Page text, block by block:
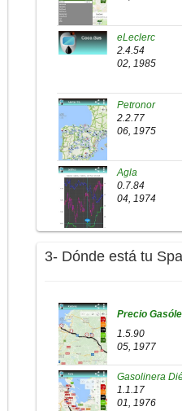
eLeclerc
2.4.54
02, 1985
Petronor
2.2.77
06, 1975
Agla
0.7.84
04, 1974
3- Dónde está tu
Precio
1.5.90
05, 1977
Gasolinera
1.1.17
01, 1976